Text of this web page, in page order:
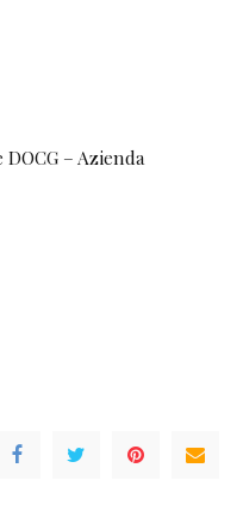
– Azienda